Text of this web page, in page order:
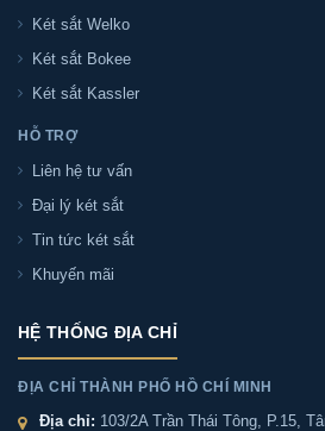
Kích thước ngoài Két sắt
GOLD là bao nhiêu?
Két sắt Kassler KL75-LS7-
Pin Két sắt Kassler KL75-LS7-
Két sắt Welko
Két sắt Bokee
Két sắt Kassler
HỖ TRỢ
Liên hệ tư vấn
Đại lý két sắt
Tin tức két sắt
Khuyến mãi
HỆ THỐNG ĐỊA CHỈ
ĐỊA CHỈ THÀNH PHỐ HỒ CHÍ MINH
Địa chỉ: 103/2A Trần Thái Tông, P.15,